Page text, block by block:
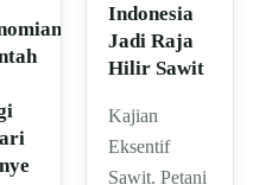
Indonesia
Jadi Raja
Hilir Sawit
Kajian
Eksentif
Sawit. Petani